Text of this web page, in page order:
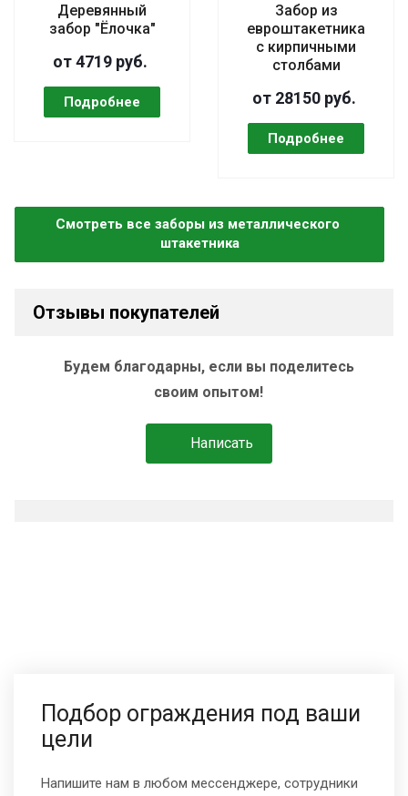
Деревянный
забор "Ёлочка"
от 4719 руб.
Забор из
евроштакетника
с кирпичными
столбами
от 28150 руб.
Смотреть все заборы из металлического
штакетника
Отзывы покупателей
Будем благодарны, если вы поделитесь
своим опытом!
Написать
Подбор ограждения под ваши
цели
Напишите нам в любом мессенджере, сотрудники